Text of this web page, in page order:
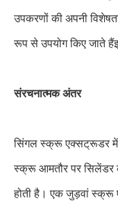
उपकरणों की अपनी
रूप से उपयोग किए जाते
संरचनात्मक अंतर
सिंगल स्क्रू एक्सट्रूडर में
स्क्रू आमतौर पर सिलेंडर
होती है। एक जुड़वां